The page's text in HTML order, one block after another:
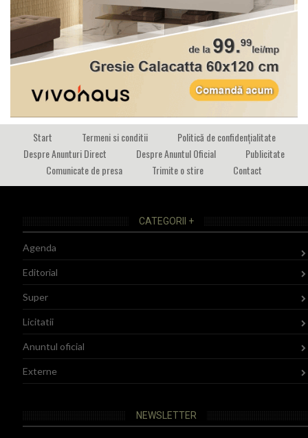
Start Termeni si conditii
Politică de confidențialitate
Despre Anunturi Direct
Despre Anuntul Oficial
Publicitate
Comunicate de presa
Trimite o stire Contact
CATEGORII +
Agenda
Editorial
Super
Licitatii
Anuntul oficial
Externe
NEWSLETTER